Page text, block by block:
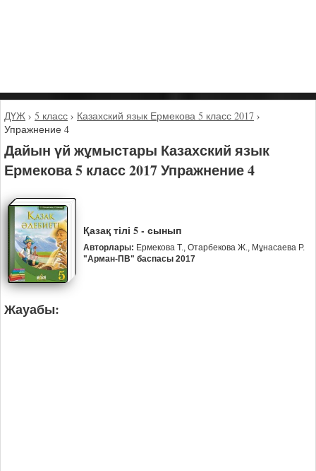
ДҮЖ › 5 класс › Казахский язык Ермекова 5 класс 2017 ›
Упражнение 4
Дайын үй жұмыстары Казахский язык
Ермекова 5 класс 2017 Упражнение 4
Қазақ тілі 5 - сынып
Авторлары: Ермекова Т., Отарбекова Ж., Мұнасаева Р.
"Арман-ПВ" баспасы 2017
Жауабы: